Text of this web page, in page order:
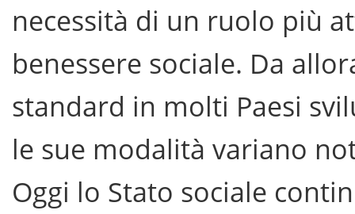
necessità di un ruolo più
benessere sociale. Da
standard in molti Paesi
le sue modalità variano
Oggi lo Stato sociale